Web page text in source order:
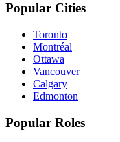
Popular Cities
Toronto
Montréal
Ottawa
Vancouver
Calgary
Edmonton
Popular Roles